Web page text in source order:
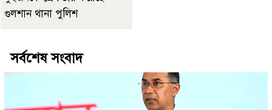
গুলশান থানা পুলিশ
সর্বশেষ সংবাদ